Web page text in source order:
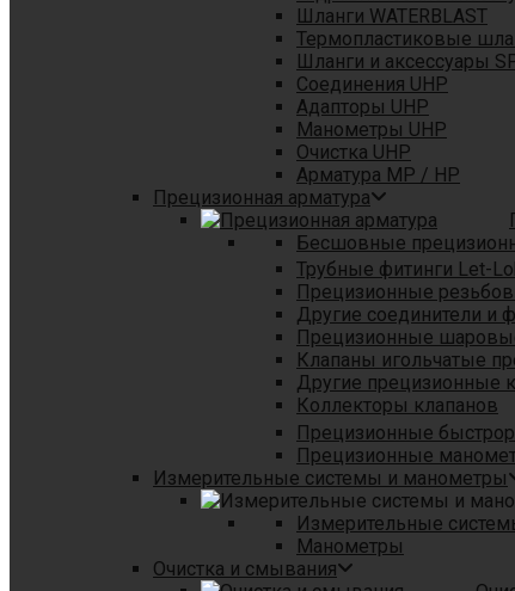
Шланги WATERBLAST
Термопластиковые
Шланги и аксессуары
Соединения UHP
Адапторы UHP
Манометры UHP
Очистка UHP
Арматура MP / HP
Прецизионная арматура
Бесшовные
Трубные фитинги Let-
Прецизионные
Другие соединители и
Прецизионные
Клапаны игольчатые
Другие прецизионные
Коллекторы клапанов
Прецизионные
Прецизионные
Измерительные системы и манометры
Измерительные
Манометры
Очистка и смывания